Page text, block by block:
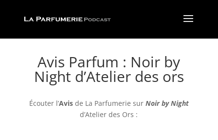
Avis Parfum : Noir by
Night d’Atelier des ors
Écouter l’Avis de La Parfumerie sur Noir by Night
d’Atelier des Ors :